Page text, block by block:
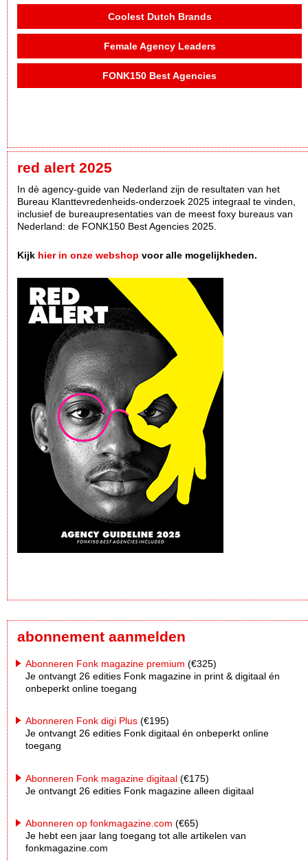
Coolest Dutch Brands
Female Agency Leaders
FONK150 Best Agencies
red alert 2025
In dè agency-guide van Nederland zijn de resultaten van het
Bureau Klanttevredenheids-onderzoek 2025 integraal te vinden,
inclusief de bureaupresentaties van de meest foxy bureaus van
Nederland: de FONK150 Best Agencies 2025.
Kijk hier in onze webshop voor alle mogelijkheden.
abonnement aanmelden
Abonneren Fonk magazine premium (€325)
Je ontvangt 26 edities Fonk magazine in print & digitaal én
onbeperkt online toegang
Abonneren Fonk digi Plus (€195)
Je ontvangt 26 edities Fonk digitaal én onbeperkt online
toegang
Abonneren Fonk magazine digitaal (€175)
Je ontvangt 26 edities Fonk magazine alleen digitaal
Abonneren op fonkmagazine.com (€65)
Je hebt een jaar lang toegang tot alle artikelen van
fonkmagazine.com